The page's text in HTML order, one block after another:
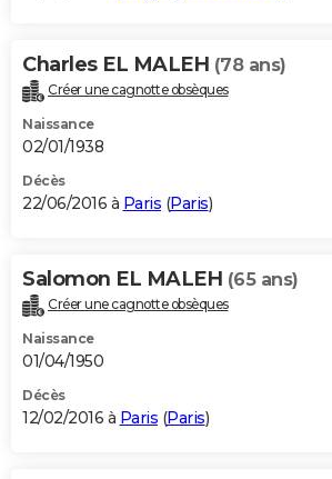
Charles EL MALEH (78 ans)
Créer une cagnotte obsèques
Naissance
02/01/1938
Décès
22/06/2016 à Paris (Paris)
Salomon EL MALEH (65 ans)
Créer une cagnotte obsèques
Naissance
01/04/1950
Décès
12/02/2016 à Paris (Paris)